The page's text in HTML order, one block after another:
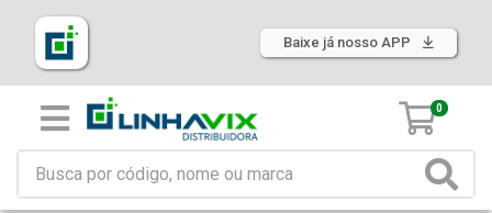
Baixe já nosso APP
0